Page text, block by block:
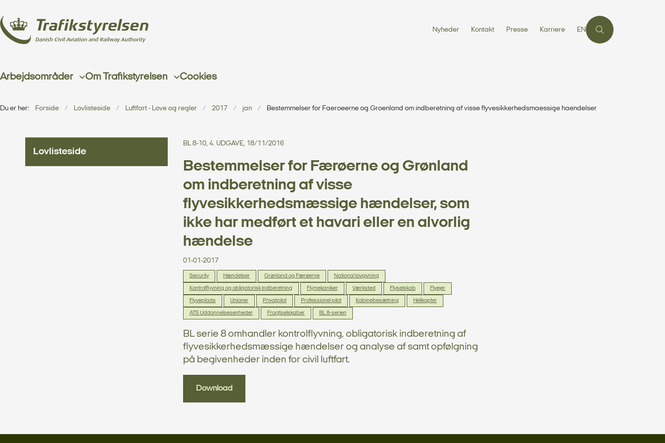
Nyheder Kontakt Presse Karriere EN
Arbejdsområder Om Trafikstyrelsen Cookies
Du er her: Forside Lovlisteside Luftfart - Love og regler 2017 jan Bestemmelser for Faeroeerne og Groenland om indberetning af visse flyvesikkerhedsmaessige haendelser
Lovlisteside
BL 8-10, 4. UDGAVE, 18/11/2016
Bestemmelser for Færøerne og Grønland
om indberetning af visse
flyvesikkerhedsmæssige hændelser, som
ikke har medført et havari eller en alvorlig
hændelse
01-01-2017
Security Hændelser Grønland og Færøerne National lovgivning
Kontrolflyvning og obligatorisk indberetning Flymekaniker Værksted Flyselskab Flyejer
Flyveplads Unioner Privatpilot Professionel pilot Kabinebesætning Helikopter
ATS Uddannelsesenheder Fragtselskaber BL 8-serien
BL serie 8 omhandler kontrolflyvning, obligatorisk indberetning af
flyvesikkerhedsmæssige hændelser og analyse af samt opfølgning
på begivenheder inden for civil luftfart.
Download